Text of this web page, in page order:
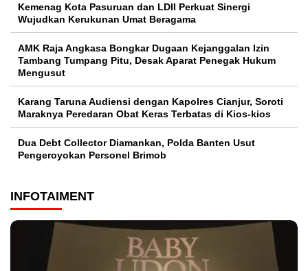
Kemenag Kota Pasuruan dan LDII Perkuat Sinergi
Wujudkan Kerukunan Umat Beragama
AMK Raja Angkasa Bongkar Dugaan Kejanggalan Izin
Tambang Tumpang Pitu, Desak Aparat Penegak Hukum
Mengusut
Karang Taruna Audiensi dengan Kapolres Cianjur, Soroti
Maraknya Peredaran Obat Keras Terbatas di Kios-kios
Dua Debt Collector Diamankan, Polda Banten Usut
Pengeroyokan Personel Brimob
INFOTAIMENT